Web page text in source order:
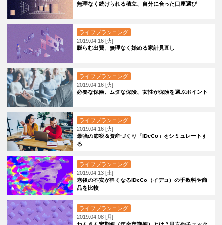
無理なく続けられる積立、自分に合った口座選び
ライフプランニング
2019.04.16 [火]
膨らむ出費。無理なく始める家計見直し
ライフプランニング
2019.04.16 [火]
必要な保険、ムダな保険、女性が保険を選ぶポイント
ライフプランニング
2019.04.16 [火]
最強の節税＆資産づくり「iDeCo」をシミュレートす
る
ライフプランニング
2019.04.13 [土]
老後の不安が軽くなるiDeCo（イデコ）の手数料や商
品を比較
ライフプランニング
2019.04.08 [月]
ねんきん定期便（年金定期便）とは？見方やチェック